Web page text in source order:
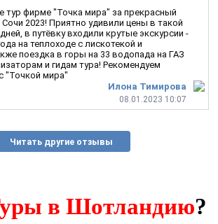
Илона Тимирова
08.01.2023 10:07
тур фирме "Точка мира" за прекрасный
2023! Приятно удивили цены в такой
в путёвку входили крутые экскурсии -
на теплоходе с лискотекой и
поездка в горы на 33 водопада на ГАЗ
и гидам тура! Рекомендуем
"Точкой мира"
Читать другие отзывы
в Шотландию?